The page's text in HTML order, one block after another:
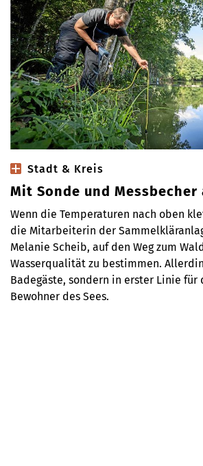
Stadt & Kreis
Mit Sonde und Messbecher
Wenn die Temperaturen nach oben
die Mitarbeiterin der
Melanie Scheib, auf den Weg zum
Wasserqualität zu bestimmen.
Badegäste, sondern in erster Linie für
Bewohner des Sees.